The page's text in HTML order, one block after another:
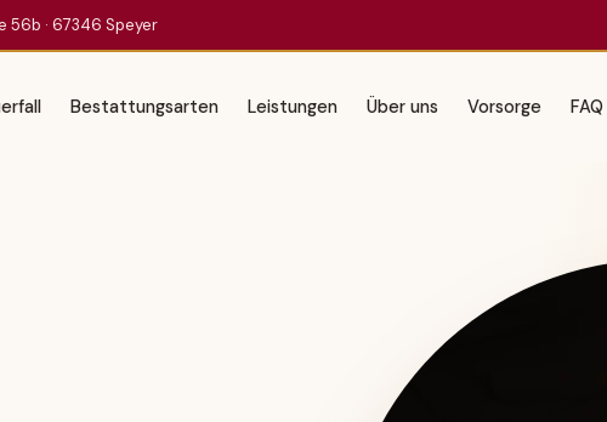
56b · 67346 Speyer
Bestattungsarten Leistungen Über uns Vorsorge FAQ